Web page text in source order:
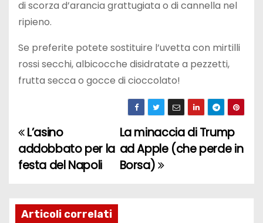
di scorza d’arancia grattugiata o di cannella nel
ripieno.
Se preferite potete sostituire l’uvetta con mirtilli
rossi secchi, albicocche disidratate a pezzetti,
frutta secca o gocce di cioccolato!
N
a
i
La minaccia di Trump
ad Apple (che perde in
Borsa)
L’asino
addobbato per la
festa del Napoli
Articoli correlati